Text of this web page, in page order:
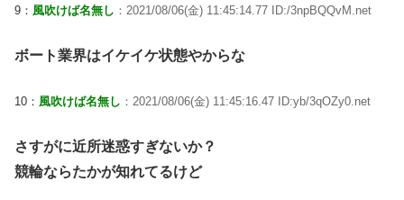
9： 風吹けば名無し ：2021/08/06(金) 11:45:14.77 ID:/3npBQQvM.net
ボート業界はイケイケ状態やからな
10： 風吹けば名無し ：2021/08/06(金) 11:45:16.47 ID:yb/3qOZy0.net
さすがに近所迷惑すぎないか？
競輪ならたかが知れてるけど